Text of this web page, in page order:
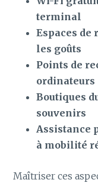
terminal
Espaces de
les goûts
Points de
ordinateurs
Boutiques
souvenirs
Assistance
à mobilité
Maîtriser ces